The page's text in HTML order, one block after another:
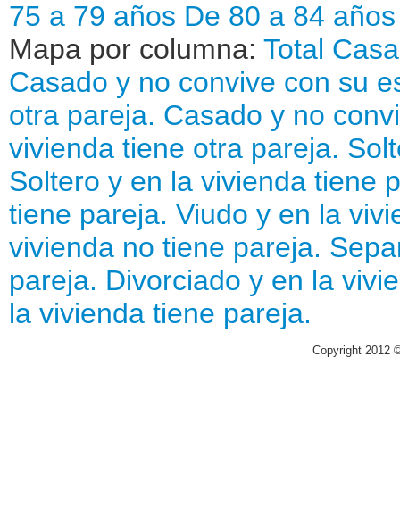
75 a 79 años De 80 a 84
Mapa por columna: Total
Casado y no convive con su
otra pareja. Casado y no
vivienda tiene otra pareja.
Soltero y en la vivienda tiene
tiene pareja. Viudo y en la
vivienda no tiene pareja.
pareja. Divorciado y en la
la vivienda tiene pareja.
Copyright 2012